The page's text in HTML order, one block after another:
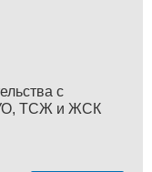
с
УО, ТСЖ и ЖСК